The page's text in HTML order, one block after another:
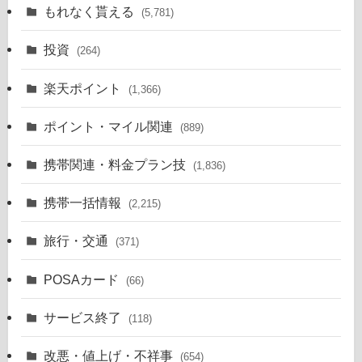
もれなく貰える (5,781)
投資 (264)
楽天ポイント (1,366)
ポイント・マイル関連 (889)
携帯関連・料金プラン技 (1,836)
携帯一括情報 (2,215)
旅行・交通 (371)
POSAカード (66)
サービス終了 (118)
改悪・値上げ・不祥事 (654)